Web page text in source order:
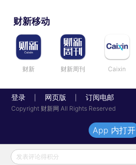
财新移动
财新 财新周刊 Caixin
登录 网页版 订阅电邮
Copyright 财新网 All Rights Reserved
发表评论得积分
App 内打开